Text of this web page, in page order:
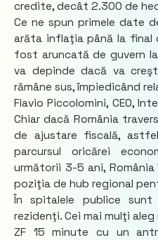
credite, decât 2.300 de
Ce ne spun primele date
arăta inflaţia până la final
fost aruncată de guvern
va depinde dacă va
rămâne sus, împiedicând
Flavio Piccolomini, CEO,
Chiar dacă România
de ajustare fiscală,
parcursul oricărei
următorii 3-5 ani,
poziţia de hub regional
În spitalele publice
rezidenţi. Cei mai mulţi
ZF 15 minute cu un